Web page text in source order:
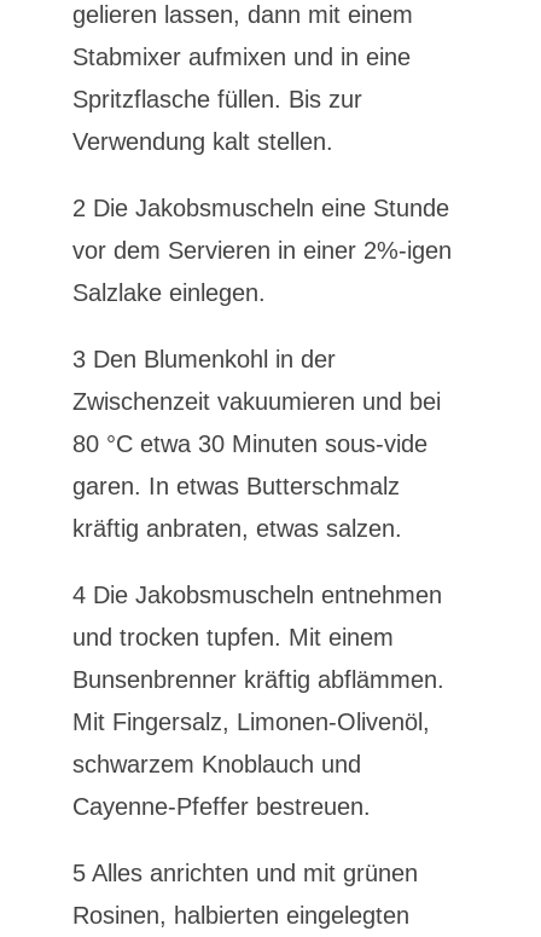
gelieren lassen, dann mit einem
Stabmixer aufmixen und in eine
Spritzflasche füllen. Bis zur
Verwendung kalt stellen.
2 Die Jakobsmuscheln eine Stunde
vor dem Servieren in einer 2%-igen
Salzlake einlegen.
3 Den Blumenkohl in der
Zwischenzeit vakuumieren und bei
80 °C etwa 30 Minuten sous-vide
garen. In etwas Butterschmalz
kräftig anbraten, etwas salzen.
4 Die Jakobsmuscheln entnehmen
und trocken tupfen. Mit einem
Bunsenbrenner kräftig abflämmen.
Mit Fingersalz, Limonen-Olivenöl,
schwarzem Knoblauch und
Cayenne-Pfeffer bestreuen.
5 Alles anrichten und mit grünen
Rosinen, halbierten eingelegten